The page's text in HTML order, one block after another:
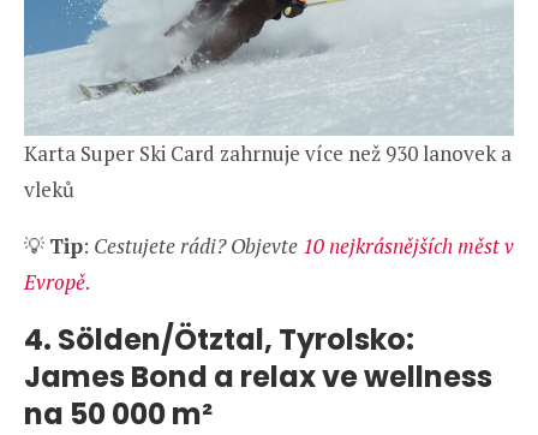
Karta Super Ski Card zahrnuje více než 930 lanovek a
vleků
💡 Tip: Cestujete rádi? Objevte 10 nejkrásnějších měst v
Evropě.
4. Sölden/Ötztal, Tyrolsko:
James Bond a relax ve wellness
na 50 000 m²